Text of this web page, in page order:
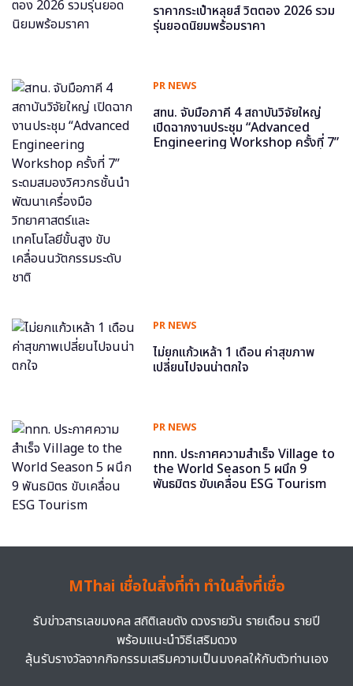
ราคากระเป๋าหลุยส์ วิตตอง 2026 รวม
รุ่นยอดนิยมพร้อมราคา
PR NEWS
สทน. จับมือภาคี 4 สถาบันวิจัยใหญ่
เปิดฉากงานประชุม “Advanced
Engineering Workshop ครั้งที่ 7”
PR NEWS
ไม่ยกแก้วเหล้า 1 เดือน ค่าสุขภาพ
เปลี่ยนไปจนน่าตกใจ
PR NEWS
ททท. ประกาศความสำเร็จ Village to
the World Season 5 ผนึก 9
พันธมิตร ขับเคลื่อน ESG Tourism
MThai เชื่อในสิ่งที่ทำ ทำในสิ่งที่เชื่อ
รับข่าวสารเลขมงคล สถิติเลขดัง ดวงรายวัน รายเดือน รายปี
พร้อมแนะนำวิธีเสริมดวง
ลุ้นรับรางวัลจากกิจกรรมเสริมความเป็นมงคลให้กับตัวท่านเอง